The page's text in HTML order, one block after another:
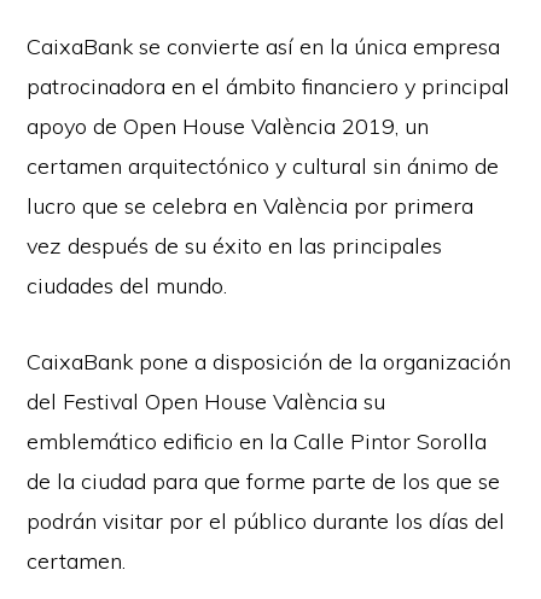
CaixaBank se convierte así en la única empresa
patrocinadora en el ámbito financiero y principal
apoyo de Open House València 2019, un
certamen arquitectónico y cultural sin ánimo de
lucro que se celebra en València por primera
vez después de su éxito en las principales
ciudades del mundo.
CaixaBank pone a disposición de la organización
del Festival Open House València su
emblemático edificio en la Calle Pintor Sorolla
de la ciudad para que forme parte de los que se
podrán visitar por el público durante los días del
certamen.